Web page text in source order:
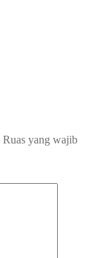
Ruas yang wajib